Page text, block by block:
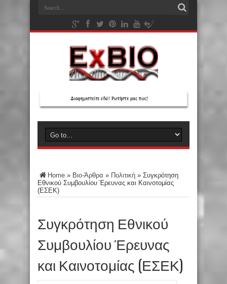
Home » Βιο-Άρθρα » Πολιτική » Συγκρότηση
Εθνικού Συμβουλίου Έρευνας και Καινοτομίας
(ΕΣΕΚ)
Συγκρότηση Εθνικού
Συμβουλίου Έρευνας
και Καινοτομίας (ΕΣΕΚ)